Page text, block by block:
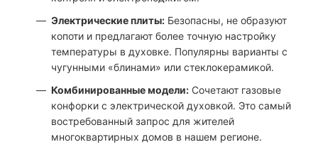
Электрические плиты: Безопасны, не образуют
копоти и предлагают более точную настройку
температуры в духовке. Популярны варианты с
чугунными «блинами» или стеклокерамикой.
Комбинированные модели: Сочетают газовые
конфорки с электрической духовкой. Это самый
востребованный запрос для жителей
многоквартирных домов в нашем регионе.